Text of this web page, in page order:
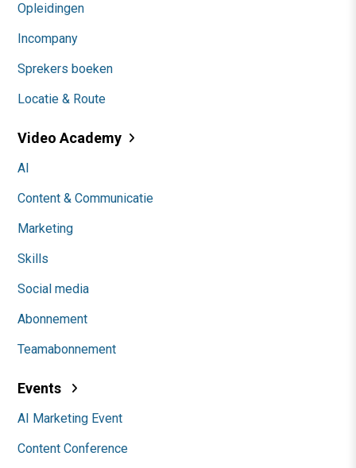
Opleidingen
Incompany
Sprekers boeken
Locatie & Route
Video Academy
AI
Content & Communicatie
Marketing
Skills
Social media
Abonnement
Teamabonnement
Events
AI Marketing Event
Content Conference